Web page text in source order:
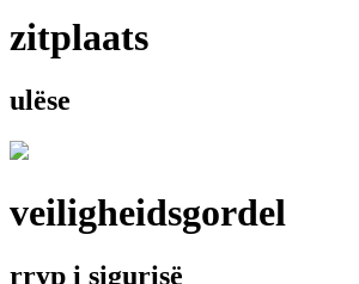
zitplaats
ulëse
veiligheidsgordel
rryp i sigurisë